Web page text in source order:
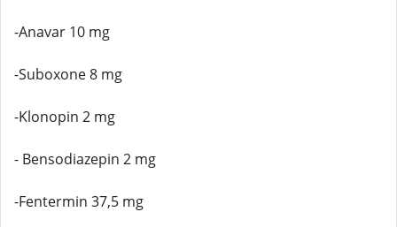
-Anavar 10 mg
-Suboxone 8 mg
-Klonopin 2 mg
- Bensodiazepin 2 mg
-Fentermin 37,5 mg